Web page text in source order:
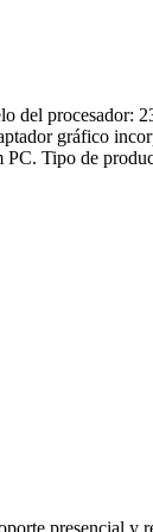
del
gráfico
Tipo de